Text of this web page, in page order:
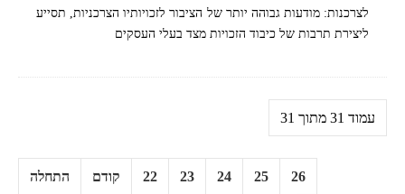
לצרכנות: מודעות גבוהה יותר של הציבור לזכויותיו הצרכניות, תסייע
ליצירת תרבות של כיבוד הזכויות מצד בעלי העסקים
עמוד 31 מתוך 31
התחלה קודם 22 23 24 25 26